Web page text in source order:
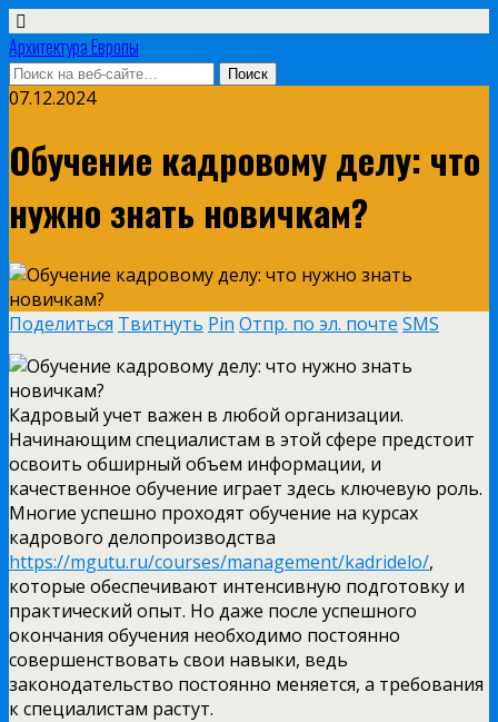
Архитектура Европы
07.12.2024
Обучение кадровому делу: что
нужно знать новичкам?
Поделиться Твитнуть Pin Отпр. по эл. почте SMS
Кадровый учет важен в любой организации.
Начинающим специалистам в этой сфере предстоит
освоить обширный объем информации, и
качественное обучение играет здесь ключевую роль.
Многие успешно проходят обучение на курсах
кадрового делопроизводства
https://mgutu.ru/courses/management/kadridelo/,
которые обеспечивают интенсивную подготовку и
практический опыт. Но даже после успешного
окончания обучения необходимо постоянно
совершенствовать свои навыки, ведь
законодательство постоянно меняется, а требования
к специалистам растут.